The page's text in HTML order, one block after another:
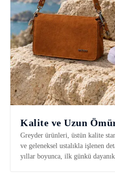
Kalite ve Uzun
Greyder ürünleri, üstün kalite
ve geleneksel ustalıkla işlenen
yıllar boyunca, ilk günkü